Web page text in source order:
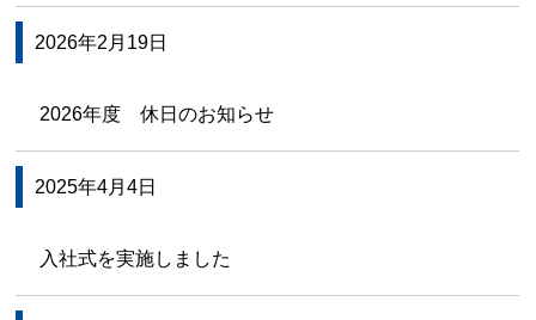
2026年2月19日
2026年度 休日のお知らせ
2025年4月4日
入社式を実施しました